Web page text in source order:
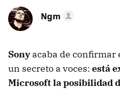
Ngm
Sonyacaba de confirmar
un secreto a voces: está
Microsoft la posibilidad